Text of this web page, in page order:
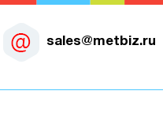
sales@metbiz.ru